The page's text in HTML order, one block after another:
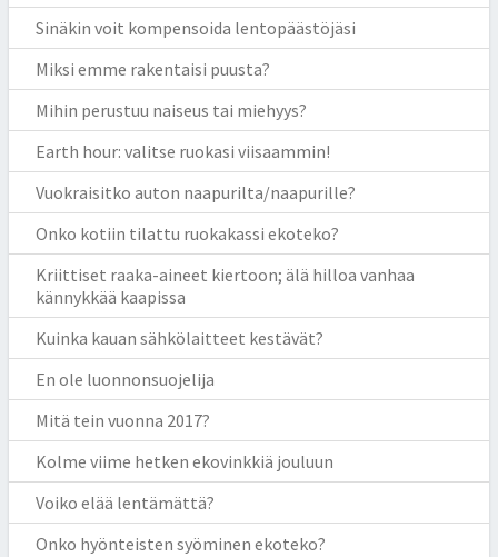
Sinäkin voit kompensoida lentopäästöjäsi
Miksi emme rakentaisi puusta?
Mihin perustuu naiseus tai miehyys?
Earth hour: valitse ruokasi viisaammin!
Vuokraisitko auton naapurilta/naapurille?
Onko kotiin tilattu ruokakassi ekoteko?
Kriittiset raaka-aineet kiertoon; älä hilloa vanhaa
kännykkää kaapissa
Kuinka kauan sähkölaitteet kestävät?
En ole luonnonsuojelija
Mitä tein vuonna 2017?
Kolme viime hetken ekovinkkiä jouluun
Voiko elää lentämättä?
Onko hyönteisten syöminen ekoteko?